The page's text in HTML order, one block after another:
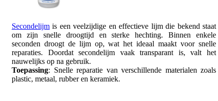
Secondelijm is een veelzijdige en effectieve lijm die bekend staat
om zijn snelle droogtijd en sterke hechting. Binnen enkele
seconden droogt de lijm op, wat het ideaal maakt voor snelle
reparaties. Doordat secondelijm vaak transparant is, valt het
nauwelijks op na gebruik.
Toepassing: Snelle reparatie van verschillende materialen zoals
plastic, metaal, rubber en keramiek.